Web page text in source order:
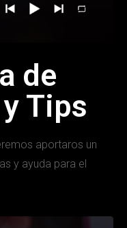
de
Tips
aportaros un
y ayuda para el